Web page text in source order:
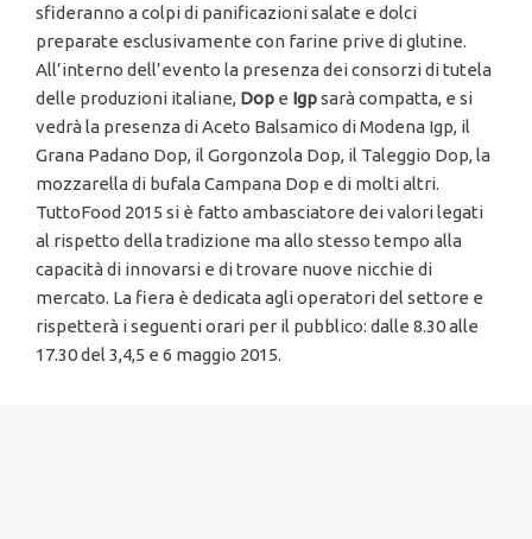
sfideranno a colpi di panificazioni salate e dolci
preparate esclusivamente con farine prive di glutine.
All’interno dell’evento la presenza dei consorzi di tutela
delle produzioni italiane, Dop e Igpsarà compatta, e si
vedrà la presenza di Aceto Balsamico di Modena Igp, il
Grana Padano Dop, il Gorgonzola Dop, il Taleggio Dop, la
mozzarella di bufala Campana Dop e di molti altri.
TuttoFood 2015 si è fatto ambasciatore dei valori legati
al rispetto della tradizione ma allo stesso tempo alla
capacità di innovarsi e di trovare nuove nicchie di
mercato. La fiera è dedicata agli operatori del settore e
rispetterà i seguenti orari per il pubblico: dalle 8.30 alle
17.30 del 3,4,5 e 6 maggio 2015.